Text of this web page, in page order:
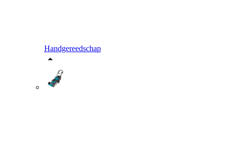
Handgereedschap